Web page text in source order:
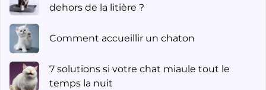
dehors de la litière ?
Comment accueillir un chaton
7 solutions si votre chat miaule tout le
temps la nuit